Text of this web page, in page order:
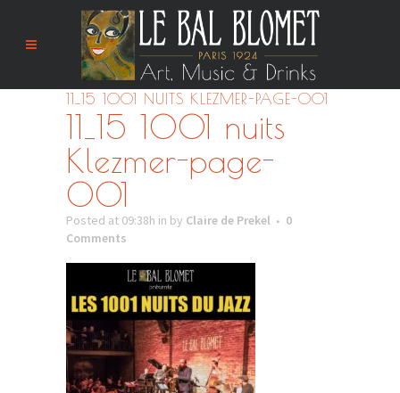
11_15 1001 NUITS KLEZMER-PAGE-001
11_15 1001 nuits
Klezmer-page-
001
Posted at 09:38h in by Claire de Prekel
0
Comments